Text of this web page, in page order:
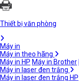
Thiết bị văn phòng
Máy in
Máy in theo hãng
Máy in HP Máy in Brother
Máy in laser đen trắng
Máy in laser đen trắng HP